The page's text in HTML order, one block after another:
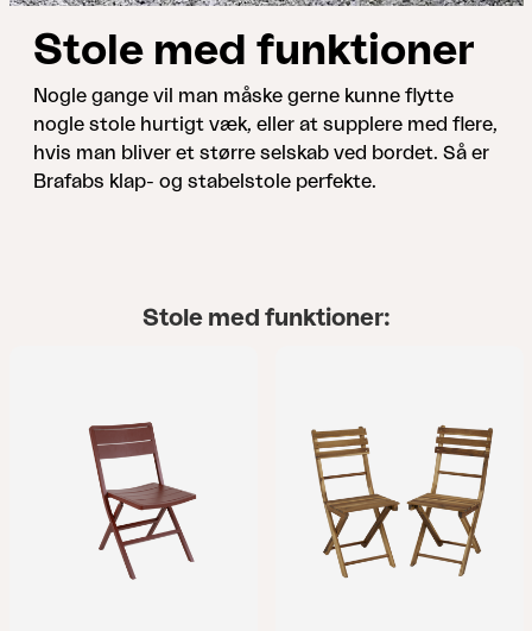
Stole med funktioner
Nogle gange vil man måske gerne kunne flytte
nogle stole hurtigt væk, eller at supplere med flere,
hvis man bliver et større selskab ved bordet. Så er
Brafabs klap- og stabelstole perfekte.
Stole med funktioner: